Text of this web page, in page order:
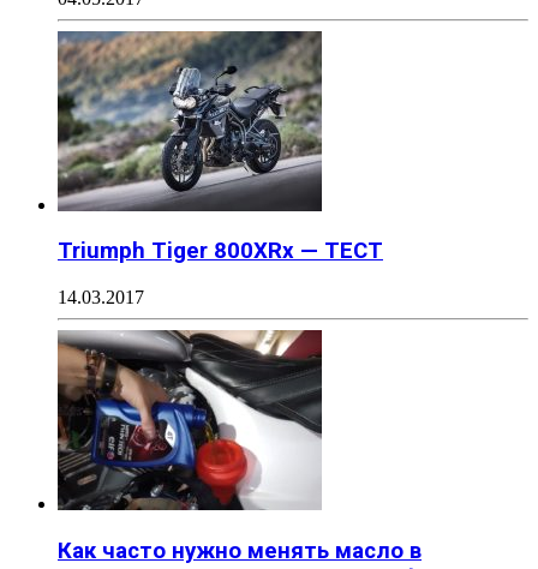
Triumph Tiger 800XRx — ТЕСТ
14.03.2017
Как часто нужно менять масло в